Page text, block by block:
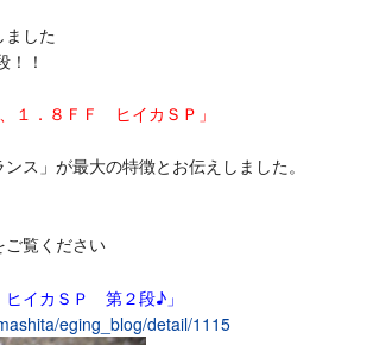
ました
！！
１．８ＦＦ ヒイカＳＰ」
ス」が最大の特徴とお伝えしました。
ご覧ください
イカＳＰ 第２段♪」
eging_blog/detail/1115